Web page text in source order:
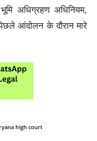
अधिग्रहण अधिनियम,
आंदोलन के दौरान मारे
high court